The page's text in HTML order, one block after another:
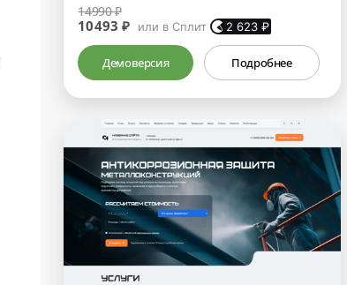
14990 ₽
10493 ₽ или в Сплит 2 623₽
Демоверсия Подробнее